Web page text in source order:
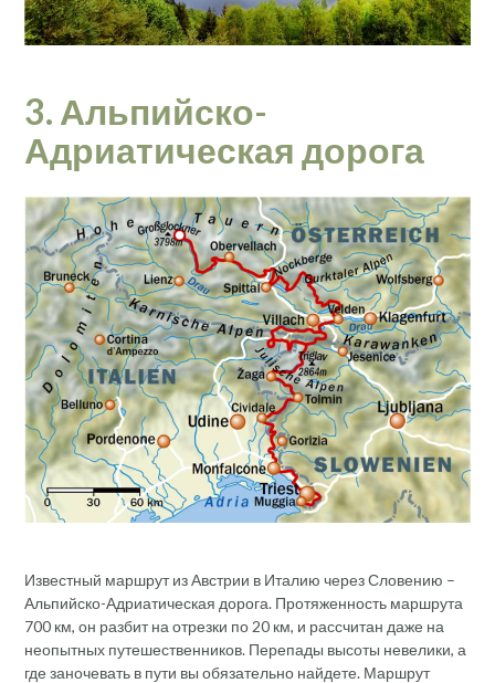
3. Альпийско-
Адриатическая дорога
Известный маршрут из Австрии в Италию через Словению –
Альпийско-Адриатическая дорога. Протяженность маршрута
700 км, он разбит на отрезки по 20 км, и рассчитан даже на
неопытных путешественников. Перепады высоты невелики, а
где заночевать в пути вы обязательно найдете. Маршрут